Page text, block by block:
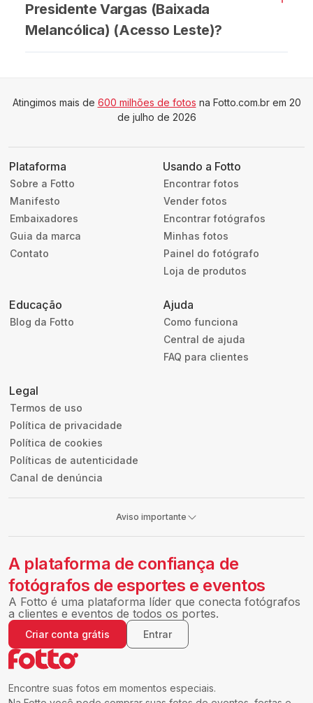
Presidente Vargas (Baixada
Melancólica) (Acesso Leste)?
Atingimos mais de 600 milhões de fotos na Fotto.com.br em 20
de julho de 2026
Plataforma
Sobre a Fotto
Manifesto
Embaixadores
Guia da marca
Contato
Usando a Fotto
Encontrar fotos
Vender fotos
Encontrar fotógrafos
Minhas fotos
Painel do fotógrafo
Loja de produtos
Educação
Blog da Fotto
Ajuda
Como funciona
Central de ajuda
FAQ para clientes
Legal
Termos de uso
Política de privacidade
Política de cookies
Políticas de autenticidade
Canal de denúncia
Aviso importante
Encontre suas fotos em momentos especiais.
A plataforma de confiança de
fotógrafos de esportes e eventos
A Fotto é uma plataforma líder que conecta fotógrafos
a clientes e eventos de todos os portes.
Criar conta grátis Entrar